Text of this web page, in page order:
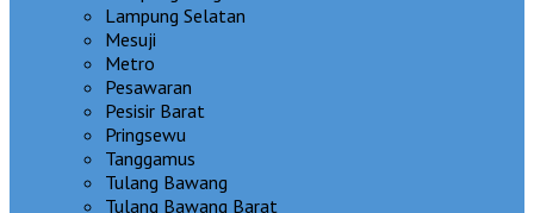
Lampung Selatan
Mesuji
Metro
Pesawaran
Pesisir Barat
Pringsewu
Tanggamus
Tulang Bawang
Tulang Bawang Barat